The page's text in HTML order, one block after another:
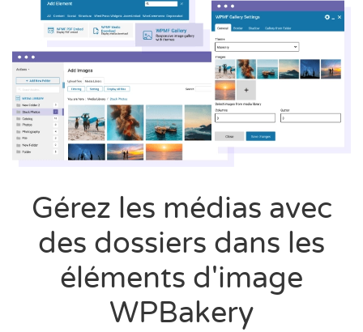
Gérez les médias avec
des dossiers dans les
éléments d'image
WPBakery